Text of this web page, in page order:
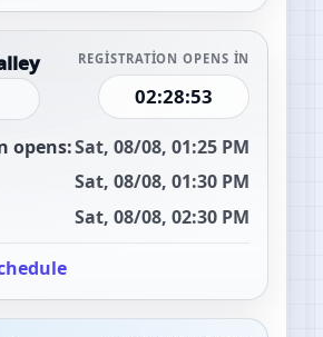
REGISTRATION OPENS IN
02:28:52
opens:Sat, 08/08, 01:25 PM
Sat, 08/08, 01:30 PM
Sat, 08/08, 02:30 PM